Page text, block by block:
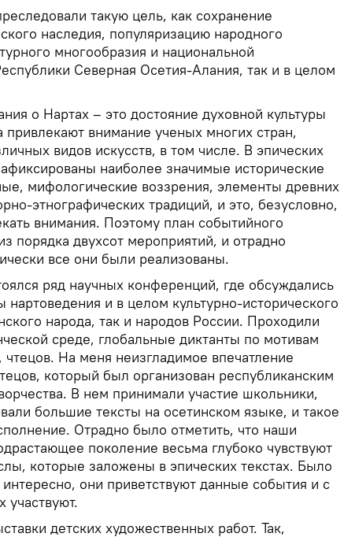
такую цель, как сохранение
наследия, популяризацию народного
многообразия и национальной
Северная Осетия-Алания, так и в целом
о Нартах – это достояние духовной культуры
привлекают внимание ученых многих стран,
видов искусств, в том числе. В эпических
наиболее значимые исторические
мифологические воззрения, элементы древних
этнографических традиций, и это, безусловно,
внимания. Поэтому план событийного
порядка двухсот мероприятий, и отрадно
все они были реализованы.
ряд научных конференций, где обсуждались
нартоведения и в целом культурно-исторического
народа, так и народов России. Проходили
среде, глобальные диктанты по мотивам
На меня неизгладимое впечатление
который был организован республиканским
В нем принимали участие школьники,
большие тексты на осетинском языке, и такое
Отрадно было отметить, что наши
поколение весьма глубоко чувствуют
которые заложены в эпических текстах. Было
они приветствуют данные события и с
участвуют.
детских художественных работ. Так,